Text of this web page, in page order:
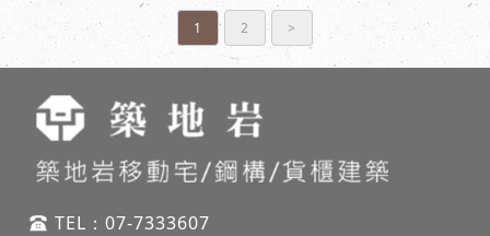
1 2 >
TEL： 07-7333607